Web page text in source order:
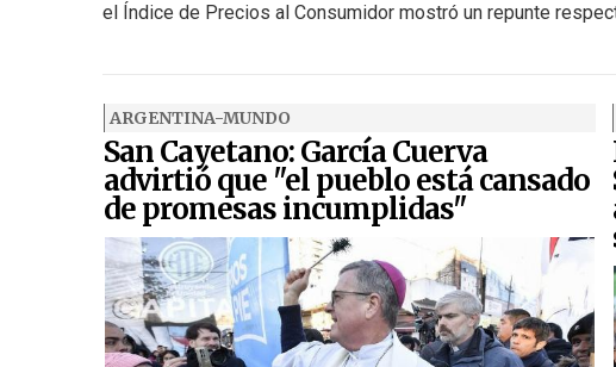
el Índice de Precios al Consumidor mostró un repunte
ARGENTINA-MUNDO
San Cayetano: García Cuerva
advirtió que "el pueblo está cansado
de promesas incumplidas"